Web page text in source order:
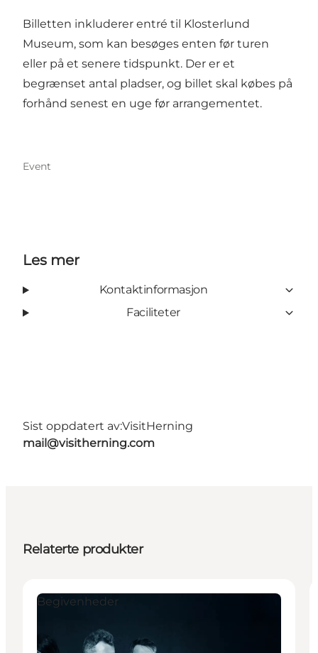
Billetten inkluderer entré til Klosterlund
Museum, som kan besøges enten før turen
eller på et senere tidspunkt. Der er et
begrænset antal pladser, og billet skal købes på
forhånd senest en uge før arrangementet.
Event
Les mer
Kontaktinformasjon
Faciliteter
Sist oppdatert av:VisitHerning
mail@visitherning.com
Relaterte produkter
Begivenheder